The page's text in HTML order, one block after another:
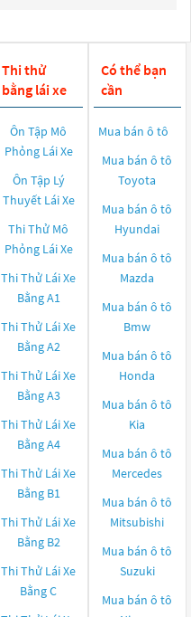
Thi thử
bằng lái xe
Ôn Tập Mô
Phỏng Lái Xe
Ôn Tập Lý
Thuyết Lái Xe
Thi Thử Mô
Phỏng Lái Xe
Thi Thử Lái Xe
Bằng A1
Thi Thử Lái Xe
Bằng A2
Thi Thử Lái Xe
Bằng A3
Thi Thử Lái Xe
Bằng A4
Thi Thử Lái Xe
Bằng B1
Thi Thử Lái Xe
Bằng B2
Thi Thử Lái Xe
Bằng C
Có thể bạn
cần
Mua bán ô tô
Mua bán ô tô
Toyota
Mua bán ô tô
Hyundai
Mua bán ô tô
Mazda
Mua bán ô tô
Bmw
Mua bán ô tô
Honda
Mua bán ô tô
Kia
Mua bán ô tô
Mercedes
Mua bán ô tô
Mitsubishi
Mua bán ô tô
Suzuki
Mua bán ô tô